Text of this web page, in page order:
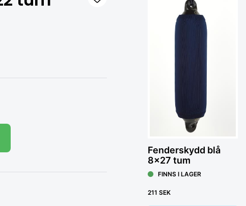
Fenderskydd blå
8x27 tum
FINNS I LAGER
211 SEK